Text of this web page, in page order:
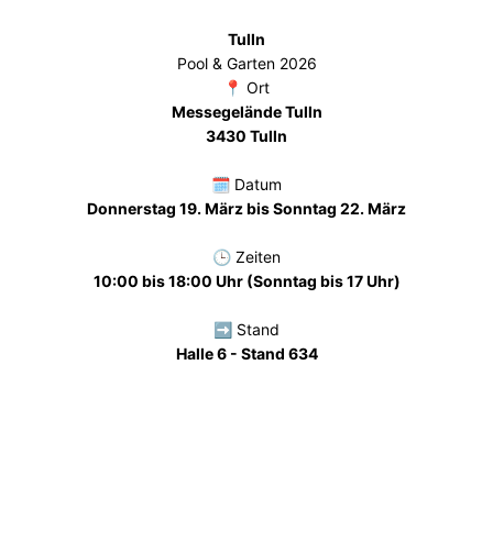
Tulln
Pool & Garten 2026
📍 Ort
Messegelände Tulln
3430 Tulln
🗓️ Datum
Donnerstag 19. März bis Sonntag 22. März
🕒 Zeiten
10:00 bis 18:00 Uhr (Sonntag bis 17 Uhr)
➡️ Stand
Halle 6 - Stand 634